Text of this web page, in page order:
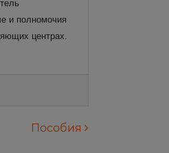
и полномочия
центрах.
Пособия